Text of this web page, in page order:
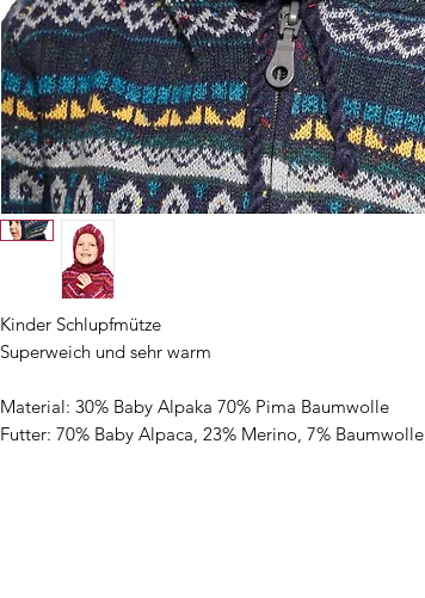
Kinder Schlupfmütze
Superweich und sehr warm
Material: 30% Baby Alpaka 70% Pima Baumwolle
Futter: 70% Baby Alpaca, 23% Merino, 7% Baumwolle